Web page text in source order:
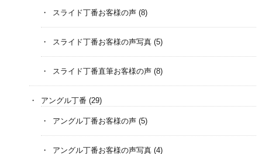
スライド丁番お客様の声 (8)
スライド丁番お客様の声写真 (5)
スライド丁番直筆お客様の声 (8)
アングル丁番 (29)
アングル丁番お客様の声 (5)
アングル丁番お客様の声写真 (4)